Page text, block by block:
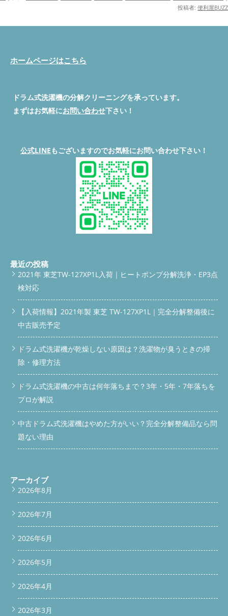
投稿者: 便利屋BUZZ
ホームページはこちら
ドラム式洗濯機の分解クリーニングを承っています。
まずはお気軽にお問い合わせ下さい！
公式LINEもございますのでお気軽にお問い合わせ下さい！
最近の投稿
2021年 東芝TW-127XP1L入荷｜ヒートポンプ分解洗浄・EP3点
検対応
【入荷情報】2021年製 東芝 TW-127XP1L｜完全分解整備後に
中古販売予定
ドラム式洗濯機が乾燥しない原因は？洗濯物が臭うときの掃
除・修理方法
ドラム式洗濯機の中古は何年落ちまで？3年・5年・7年落ちを
プロが解説
中古ドラム式洗濯機はやめた方がいい？完全分解整備品なら問
題ない理由
アーカイブ
2026年8月
2026年7月
2026年6月
2026年5月
2026年4月
2026年3月